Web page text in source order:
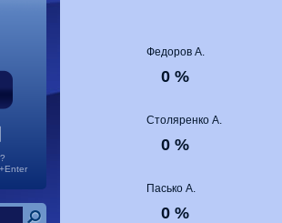
Федоров А.
0 %
Столяренко А.
0 %
Пасько А.
0 %
1-2
Машук-КМВ
0-1 Сибирь